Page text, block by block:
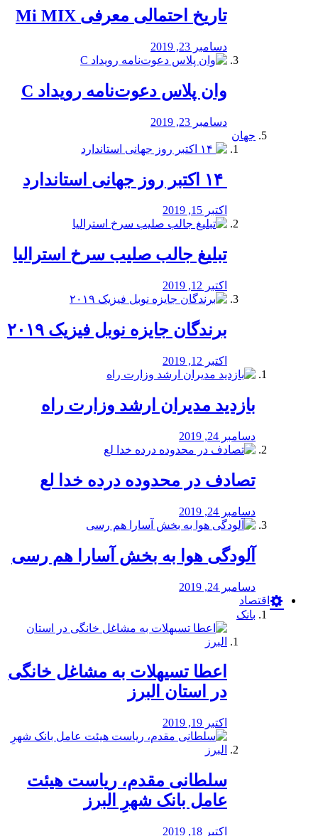
تاریخ احتمالی معرفی Mi MIX
دسامبر 23, 2019
وان پلاس دعوت‌نامه رویداد C
دسامبر 23, 2019
جهان
اکتبر 15, 2019
تبلیغ جالب صلیب سرخ استرالیا
اکتبر 12, 2019
برندگان جایزه نوبل فیزیک ۲۰۱۹
اکتبر 12, 2019
بازدید مدیران ارشد وزارت راه
دسامبر 24, 2019
تصادف در محدوده درده خدا لع
دسامبر 24, 2019
آلودگی هوا به بخش آسارا هم رسی
دسامبر 24, 2019
اقتصاد
بانک
️اعطا تسیهلات به مشاغل خانگی
در استان البرز
اکتبر 19, 2019
سلطانی مقدم، ریاست هیئت
عامل بانک شهرِ البرز
اکتبر 18, 2019